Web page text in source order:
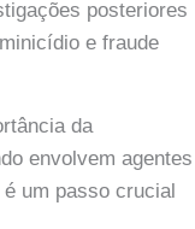
posteriores
e fraude
da
envolvem agentes
um passo crucial